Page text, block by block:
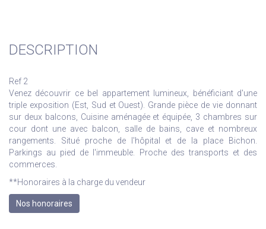
DESCRIPTION
Ref 2
Venez découvrir ce bel appartement lumineux, bénéficiant d'une
triple exposition (Est, Sud et Ouest). Grande pièce de vie donnant
sur deux balcons, Cuisine aménagée et équipée, 3 chambres sur
cour dont une avec balcon, salle de bains, cave et nombreux
rangements. Situé proche de l'hôpital et de la place Bichon.
Parkings au pied de l'immeuble. Proche des transports et des
commerces.
**Honoraires à la charge du vendeur
Nos honoraires